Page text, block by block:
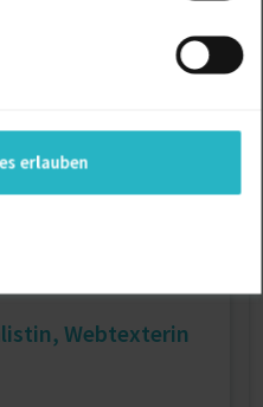
erlauben
Webtexterin